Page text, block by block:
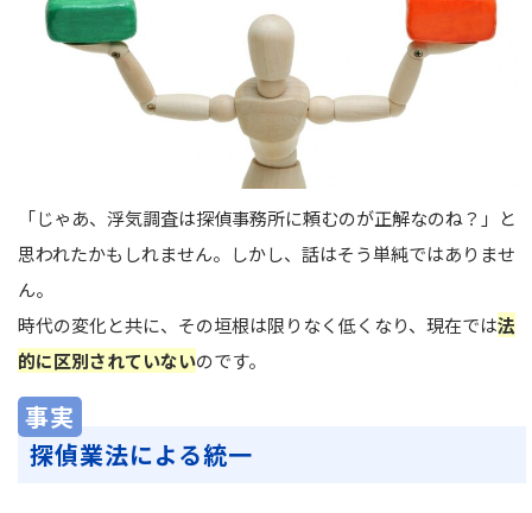
「じゃあ、浮気調査は探偵事務所に頼むのが正解なのね？」と
思われたかもしれません。しかし、話はそう単純ではありませ
ん。
時代の変化と共に、その垣根は限りなく低くなり、現在では法
的に区別されていないのです。
事実
探偵業法による統一